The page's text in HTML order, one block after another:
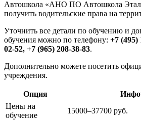
Автошкола «АНО ПО Автошкола
получить водительские права на
Уточнить все детали по обучению и
обучения можно по телефону: +7 (495)
02-52, +7 (965) 208-38-83.
Дополнительно можете посетить
учреждения.
Опция
Цены на
обучение
15000–37700 руб.